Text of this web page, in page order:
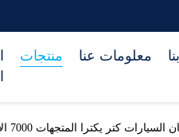
منتجات معلومات عنا